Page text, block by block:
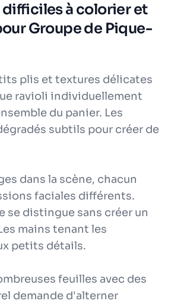
difficiles à colorier et
Groupe de Pique-
plis et textures délicates
ravioli individuellement
du panier. Les
subtils pour créer de
dans la scène, chacun
faciales différents.
se distingue sans créer un
mains tenant les
petits détails.
feuilles avec des
demande d'alterner